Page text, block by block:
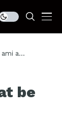
a
be